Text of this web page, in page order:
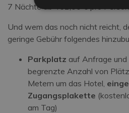
7 Nächte ab 462,00 € pro
Und wem das noch nicht reicht,
geringe Gebühr folgendes
Parkplatz auf Anfrage und
begrenzte Anzahl von
Metern um das Hotel,
Zugangsplakette
am Tag)